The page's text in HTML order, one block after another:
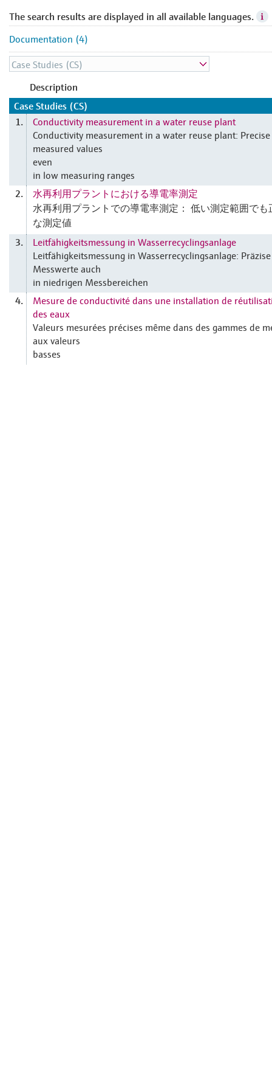
The search results are displayed in all available languages.
Documentation (4)
Description
Case Studies (CS)
1.
Conductivity measurement in a water reuse plant
Conductivity measurement in a water reuse plant: Precise
measured values
even
in low measuring ranges
2.
水再利用プラントにおける導電率測定
水再利用プラントでの導電率測定： 低い測定範囲でも
な測定値
3.
Leitfähigkeitsmessung in Wasserrecyclingsanlage
Leitfähigkeitsmessung in Wasserrecyclingsanlage: Präzise
Messwerte auch
in niedrigen Messbereichen
4.
Mesure de conductivité dans une installation de
des eaux
Valeurs mesurées précises même dans des gammes de
aux valeurs
basses